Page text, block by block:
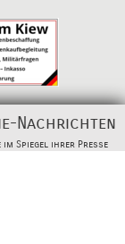
Nachrichten
im Spiegel ihrer Presse